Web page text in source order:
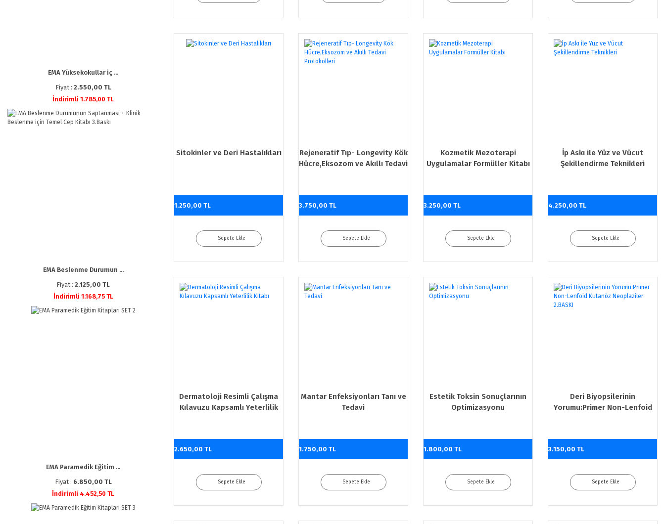
EMA Yüksekokullar iç ...
Fiyat : 2.550,00 TL
İndirimli 1.785,00 TL
EMA Beslenme Durumun ...
Fiyat : 2.125,00 TL
İndirimli 1.168,75 TL
EMA Paramedik Eğitim ...
Fiyat : 6.850,00 TL
İndirimli 4.452,50 TL
Sitokinler ve Deri Hastalıkları
1.250,00 TL
Sepete Ekle
Rejeneratif Tıp- Longevity Kök
Hücre,Eksozom ve Akıllı Tedavi
3.750,00 TL
Sepete Ekle
Kozmetik Mezoterapi
Uygulamalar Formüller Kitabı
3.250,00 TL
Sepete Ekle
İp Askı ile Yüz ve Vücut
Şekillendirme Teknikleri
4.250,00 TL
Sepete Ekle
Dermatoloji Resimli Çalışma
Kılavuzu Kapsamlı Yeterlilik
2.650,00 TL
Sepete Ekle
Mantar Enfeksiyonları Tanı ve
Tedavi
1.750,00 TL
Sepete Ekle
Estetik Toksin Sonuçlarının
Optimizasyonu
1.800,00 TL
Sepete Ekle
Deri Biyopsilerinin
Yorumu:Primer Non-Lenfoid
3.150,00 TL
Sepete Ekle